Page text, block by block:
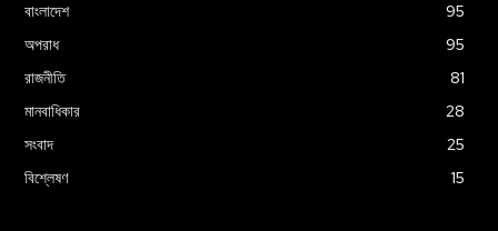
বাংলাদেশ
95
অপরাধ
95
রাজনীতি
81
মানবাধিকার
28
সংবাদ
25
বিশ্লেষণ
15